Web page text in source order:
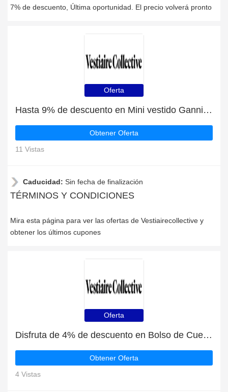
7% de descuento, Última oportunidad. El precio volverá pronto
Oferta
Hasta 9% de descuento en Mini vestido Ganni | finaliza pronto
Obtener Oferta
11 Vistas
Caducidad: Sin fecha de finalización
TÉRMINOS Y CONDICIONES
Mira esta página para ver las ofertas de Vestiairecollective y
obtener los últimos cupones
Oferta
Disfruta de 4% de descuento en Bolso de Cuero Celine | HOT
Obtener Oferta
4 Vistas